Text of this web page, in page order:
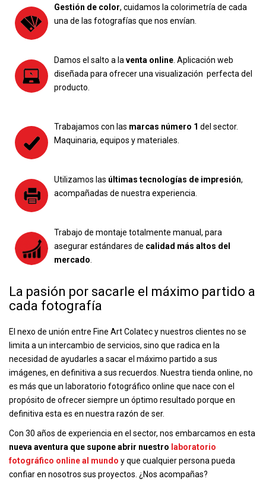
Gestión de color, cuidamos la colorimetría de cada
una de las fotografías que nos envían.
Damos el salto a la venta online . Aplicación web
diseñada para ofrecer una visualización perfecta del
producto.
Trabajamos con las marcas número 1 del sector.
Maquinaria, equipos y materiales.
Utilizamos las últimas tecnologías de impresión,
acompañadas de nuestra experiencia.
Trabajo de montaje totalmente manual, para
asegurar estándares de calidad más altos del
mercado
La pasión por sacarle el máximo partido a
cada fotografía
El nexo de unión entre Fine Art Colatec y nuestros clientes no se
limita a un intercambio de servicios, sino que radica en la
necesidad de ayudarles a sacar el máximo partido a sus
imágenes, en definitiva a sus recuerdos. Nuestra tienda online, no
es más que un laboratorio fotográfico online que nace con el
propósito de ofrecer siempre un óptimo resultado porque en
definitiva esta es en nuestra razón de ser.
Con 30 años de experiencia en el sector, nos embarcamos en esta
nueva aventura que supone abrir nuestro laboratorio
fotográfico online al mundo y que cualquier persona pueda
confiar en nosotros sus proyectos. ¿Nos acompañas?